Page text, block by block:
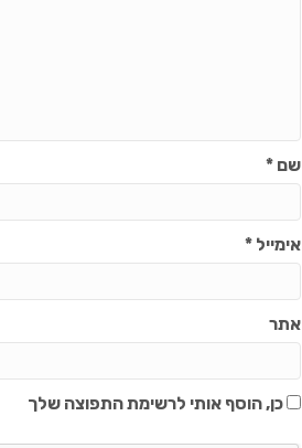
שם*
אימייל*
אתר
כן, הוסף אותי לרשימת התפוצה שלך